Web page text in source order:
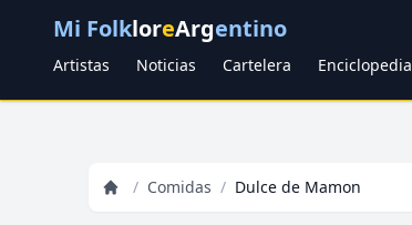
Mi FolkloreArgentino
Artistas Noticias Cartelera Enciclopedia
/ Comidas / Dulce de Mamon